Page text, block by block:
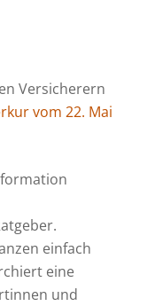
Versicherern
vom 22. Mai
einfach
eine
und